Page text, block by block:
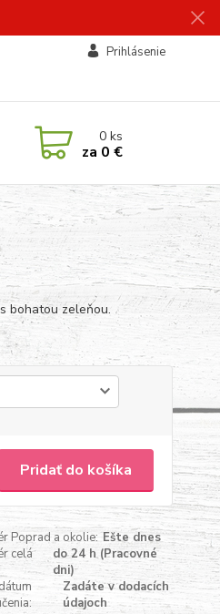
Prihlásenie
0ks
za 0 €
bohatou zeleňou.
Pridať do košíka
Poprad a okolie: Ešte dnes
celá
do 24 h (Pracovné
dni)
Zadáte v dodacích
údajoch